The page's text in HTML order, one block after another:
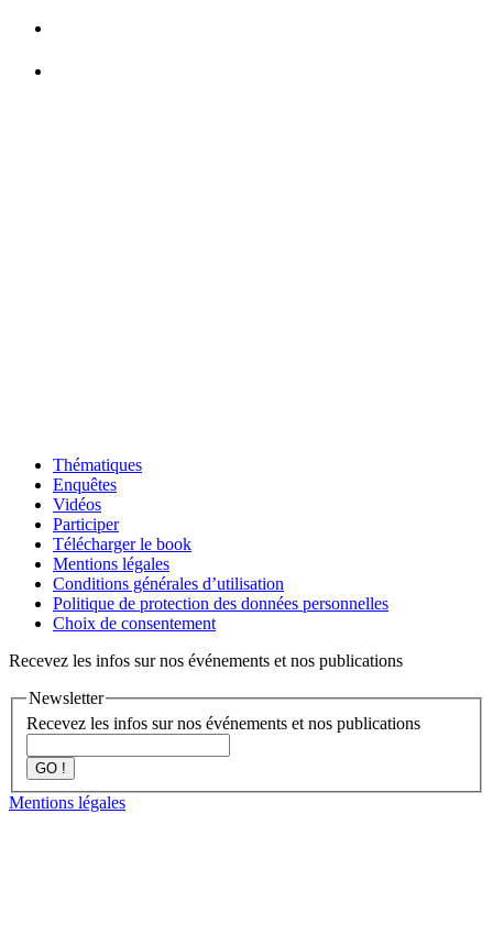
Thématiques
Enquêtes
Vidéos
Participer
Télécharger le book
Mentions légales
Conditions générales d’utilisation
Politique de protection des données personnelles
Choix de consentement
Recevez les infos sur nos événements et nos publications
Newsletter
Recevez les infos sur nos événements et nos publications
GO !
Mentions légales